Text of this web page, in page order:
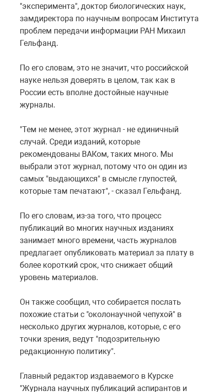
"эксперимента", доктор биологических наук,
замдиректора по научным вопросам Института
проблем передачи информации РАН Михаил
Гельфанд.
По его словам, это не значит, что российской
науке нельзя доверять в целом, так как в
России есть вполне достойные научные
журналы.
"Тем не менее, этот журнал - не единичный
случай. Среди изданий, которые
рекомендованы ВАКом, таких много. Мы
выбрали этот журнал, потому что он один из
самых "выдающихся" в смысле глупостей,
которые там печатают", - сказал Гельфанд.
По его словам, из-за того, что процесс
публикаций во многих научных изданиях
занимает много времени, часть журналов
предлагает опубликовать материал за плату в
более короткий срок, что снижает общий
уровень материалов.
Он также сообщил, что собирается послать
похожие статьи с "околонаучной чепухой" в
несколько других журналов, которые, с его
точки зрения, ведут "подозрительную
редакционную политику".
Главный редактор издаваемого в Курске
"Журнала научных публикаций аспирантов и